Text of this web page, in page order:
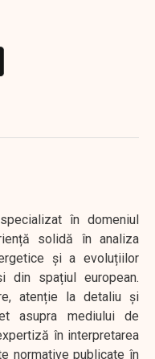
în domeniul
solidă în analiza
și a evoluțiilor
din spațiul european.
atenție la detaliu și
asupra mediului de
în interpretarea
normative publicate în